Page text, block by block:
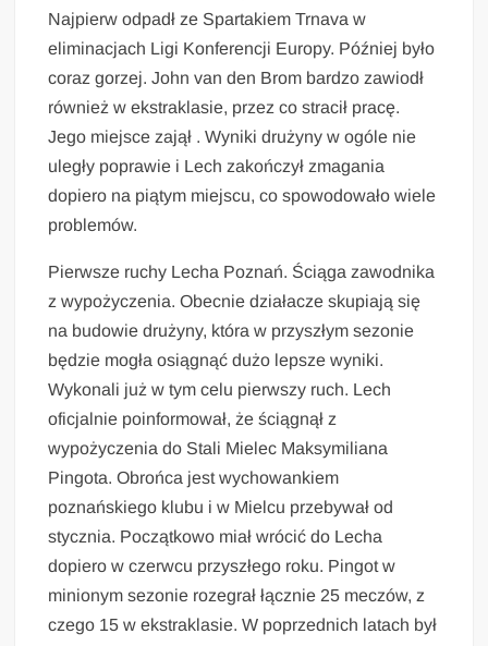
Najpierw odpadł ze Spartakiem Trnava w
eliminacjach Ligi Konferencji Europy. Później było
coraz gorzej. John van den Brom bardzo zawiodł
również w ekstraklasie, przez co stracił pracę.
Jego miejsce zajął . Wyniki drużyny w ogóle nie
uległy poprawie i Lech zakończył zmagania
dopiero na piątym miejscu, co spowodowało wiele
problemów.
Pierwsze ruchy Lecha Poznań. Ściąga zawodnika
z wypożyczenia. Obecnie działacze skupiają się
na budowie drużyny, która w przyszłym sezonie
będzie mogła osiągnąć dużo lepsze wyniki.
Wykonali już w tym celu pierwszy ruch. Lech
oficjalnie poinformował, że ściągnął z
wypożyczenia do Stali Mielec Maksymiliana
Pingota. Obrońca jest wychowankiem
poznańskiego klubu i w Mielcu przebywał od
stycznia. Początkowo miał wrócić do Lecha
dopiero w czerwcu przyszłego roku. Pingot w
minionym sezonie rozegrał łącznie 25 meczów, z
czego 15 w ekstraklasie. W poprzednich latach był